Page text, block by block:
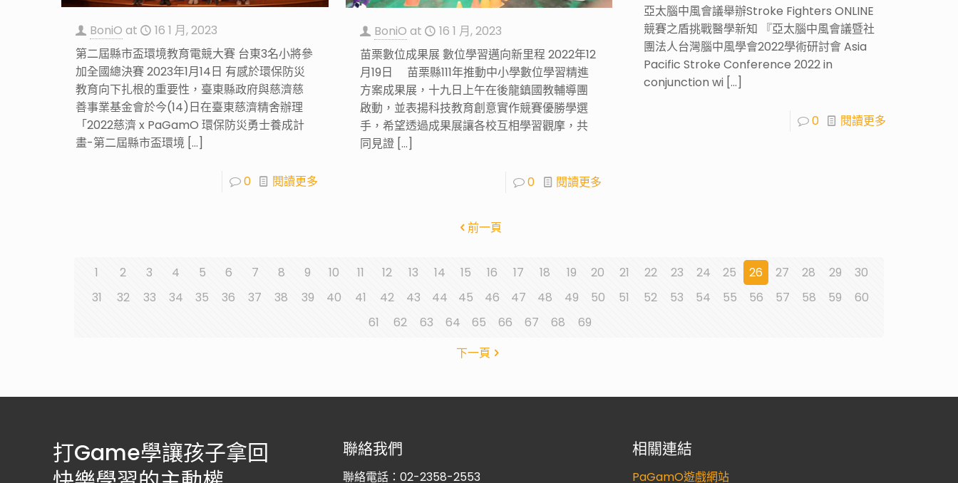
BoniO at
16 1 月, 2023
第二屆縣市盃環境教育電競大賽 台東3名小將參
加全國總決賽 2023年1月14日 有感於環保防災
教育向下扎根的重要性，臺東縣政府與慈濟慈
善事業基金會於今(14)日在臺東慈濟精舍辦理
「2022慈濟 x PaGamO 環保防災勇士養成計
畫-第二屆縣市盃環境[…]
0 閱讀更多
BoniO at
16 1 月, 2023
苗栗數位成果展 數位學習邁向新里程 2022年12
月19日 苗栗縣111年推動中小學數位學習精進
方案成果展，十九日上午在後龍鎮國教輔導團
啟動，並表揚科技教育創意實作競賽優勝學選
手，希望透過成果展讓各校互相學習觀摩，共
同見證[…]
0 閱讀更多
亞太腦中風會議舉辦Stroke Fighters ONLINE
競賽之盾挑戰醫學新知 『亞太腦中風會議暨社
團法人台灣腦中風學會2022學術研討會 Asia
Pacific Stroke Conference 2022 in
conjunction wi […]
0 閱讀更多
前一頁
1 2 3 4 5 6 7 8 9 10 11 12 13 14 15 16 17 18 19 20 21 22 23 24 25 26 27 28 29
30
31
32 33 34 35 36 37 38 39 40 41 42 43 44 45 46 47 48 49 50 51 52 53 54 55 56 57 58 59
60
61
62 63 64 65 66 67 68
69
下一頁
打Game學讓孩子拿回
聯絡我們
聯絡電話：02-2358-2553
相關連結
PaGamO遊戲網站